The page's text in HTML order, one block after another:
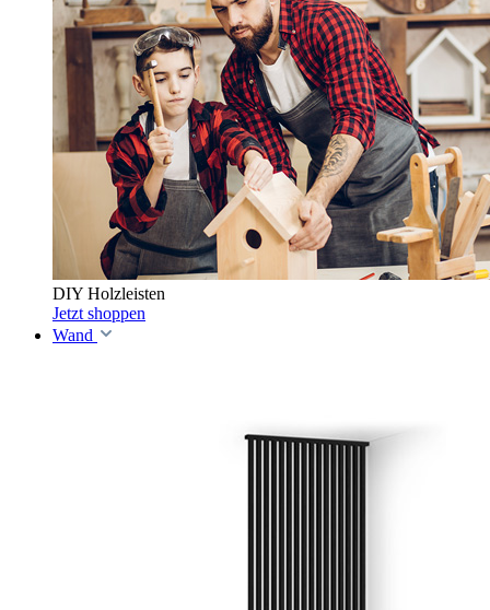
DIY Holzleisten
Jetzt shoppen
Wand